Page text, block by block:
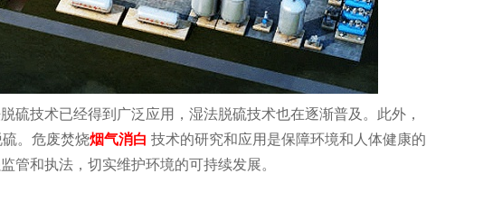
硫技术已经得到广泛应用，湿法脱硫技术也在逐渐普及。此外，
。危废焚烧烟气消白 技术的研究和应用是保障环境和人体健康的
和执法，切实维护环境的可持续发展。